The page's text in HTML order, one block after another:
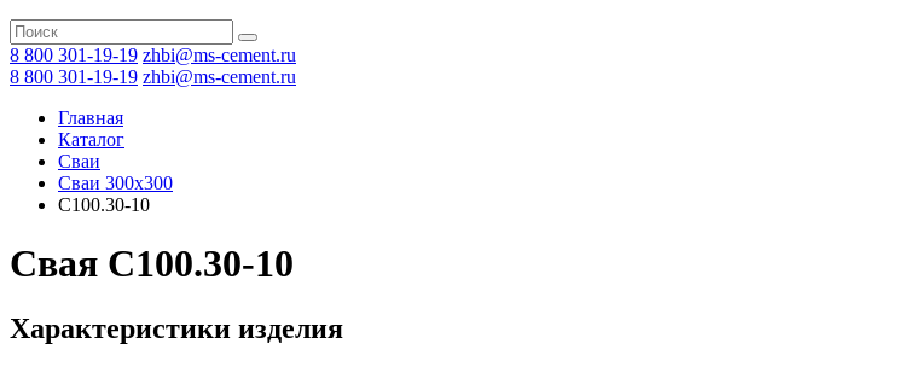
8 800 301-19-19 zhbi@ms-cement.ru
8 800 301-19-19 zhbi@ms-cement.ru
Главная
Каталог
Сваи
Сваи 300х300
С100.30-10
Свая С100.30-10
Характеристики изделия